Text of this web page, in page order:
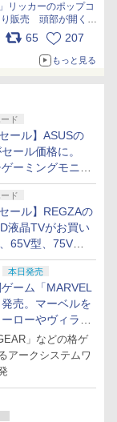
リッカーのポップコ
り販売 頭部が開く仕
味噌フレーバー」
65 207
もっと見る
ド
ール】ASUSの
ール価格に。
ーミングモニタ
OLED
」限定モデルも
ド
ール】REGZAの
液晶TVがお買い
65V型、75V型
デルがラインナ
本日発売
ーム「MARVEL
売。マーベルを
ローやヴィラン
」などの格ゲ
アークシステムワ